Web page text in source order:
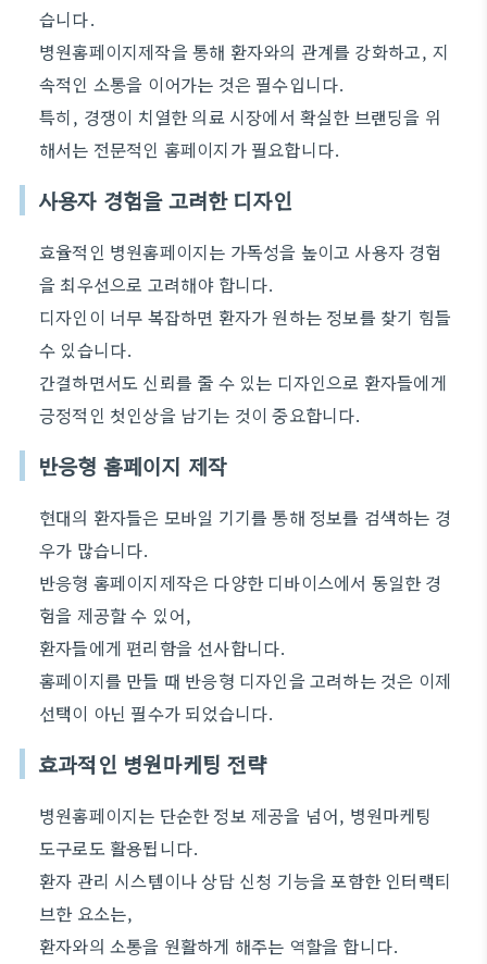
습니다.
병원홈페이지제작을 통해 환자와의 관계를 강화하고, 지
속적인 소통을 이어가는 것은 필수입니다.
특히, 경쟁이 치열한 의료 시장에서 확실한 브랜딩을 위
해서는 전문적인 홈페이지가 필요합니다.
사용자 경험을 고려한 디자인
효율적인 병원홈페이지는 가독성을 높이고 사용자 경험
을 최우선으로 고려해야 합니다.
디자인이 너무 복잡하면 환자가 원하는 정보를 찾기 힘들
수 있습니다.
간결하면서도 신뢰를 줄 수 있는 디자인으로 환자들에게
긍정적인 첫인상을 남기는 것이 중요합니다.
반응형 홈페이지 제작
현대의 환자들은 모바일 기기를 통해 정보를 검색하는 경
우가 많습니다.
반응형 홈페이지제작은 다양한 디바이스에서 동일한 경
험을 제공할 수 있어,
환자들에게 편리함을 선사합니다.
홈페이지를 만들 때 반응형 디자인을 고려하는 것은 이제
선택이 아닌 필수가 되었습니다.
효과적인 병원마케팅 전략
병원홈페이지는 단순한 정보 제공을 넘어, 병원마케팅
도구로도 활용됩니다.
환자 관리 시스템이나 상담 신청 기능을 포함한 인터랙티
브한 요소는,
환자와의 소통을 원활하게 해주는 역할을 합니다.